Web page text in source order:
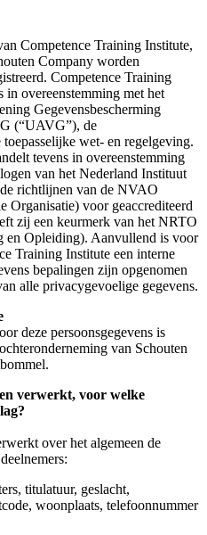
Competence Training Institute,
Company worden
Competence Training
in overeenstemming met het
Gegevensbescherming
(“UAVG”), de
wet- en regelgeving.
tevens in overeenstemming
van het Nederland Instituut
richtlijnen van de NVAO
Organisatie) voor geaccrediteerd
zij een keurmerk van het NRTO
en Opleiding). Aanvullend is voor
Training Institute een interne
bepalingen zijn opgenomen
alle privacygevoelige gegevens.
deze persoonsgegevens is
van Schouten
verwerkt, voor welke
over het algemeen de
titulatuur, geslacht,
woonplaats, telefoonnummer